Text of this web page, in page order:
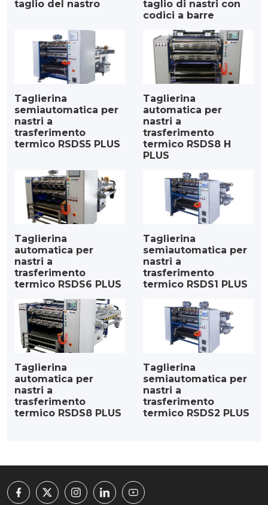
taglio del nastro
taglio di nastri con
codici a barre
Taglierina
semiautomatica per
nastri a
trasferimento
termico RSDS5 PLUS
Taglierina
automatica per
nastri a
trasferimento
termico RSDS8 H
PLUS
Taglierina
automatica per
nastri a
trasferimento
termico RSDS6 PLUS
Taglierina
semiautomatica per
nastri a
trasferimento
termico RSDS1 PLUS
Taglierina
automatica per
nastri a
trasferimento
termico RSDS8 PLUS
Taglierina
semiautomatica per
nastri a
trasferimento
termico RSDS2 PLUS